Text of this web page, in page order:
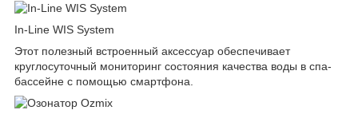
In-Line WIS System
Этот полезный встроенный аксессуар обеспечивает
круглосуточный мониторинг состояния качества воды в спа-
бассейне с помощью смартфона.